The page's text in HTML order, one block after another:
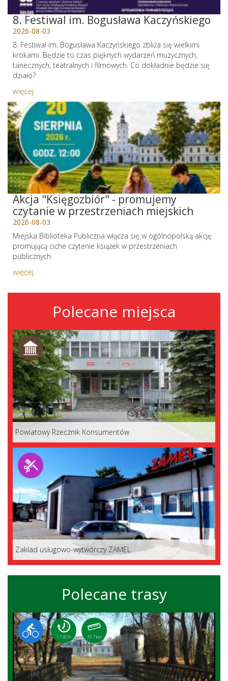
8. Festiwal im. Bogusława Kaczyńskiego
2026-08-03
8. Festiwal im. Bogusława Kaczyńskiego zbliża się wielkimi
krokami. Będzie to czas pięknych wydarzeń muzycznych,
tanecznych, teatralnych i filmowych. Co dokładnie będzie się
działo?
więcej
Akcja "Księgozbiór" - promujemy
czytanie w przestrzeniach miejskich
2026-08-03
Miejska Biblioteka Publiczna włącza się w ogólnopolską akcję
promującą ciche czytenie książek w przestrzeniach
publicznych.
więcej
Polecane miejsca
Powiatowy Rzecznik Konsumentów
Zakład usługowo-wytwórczy ZAMEL
Polecane trasy
17:40 h 70.7 km